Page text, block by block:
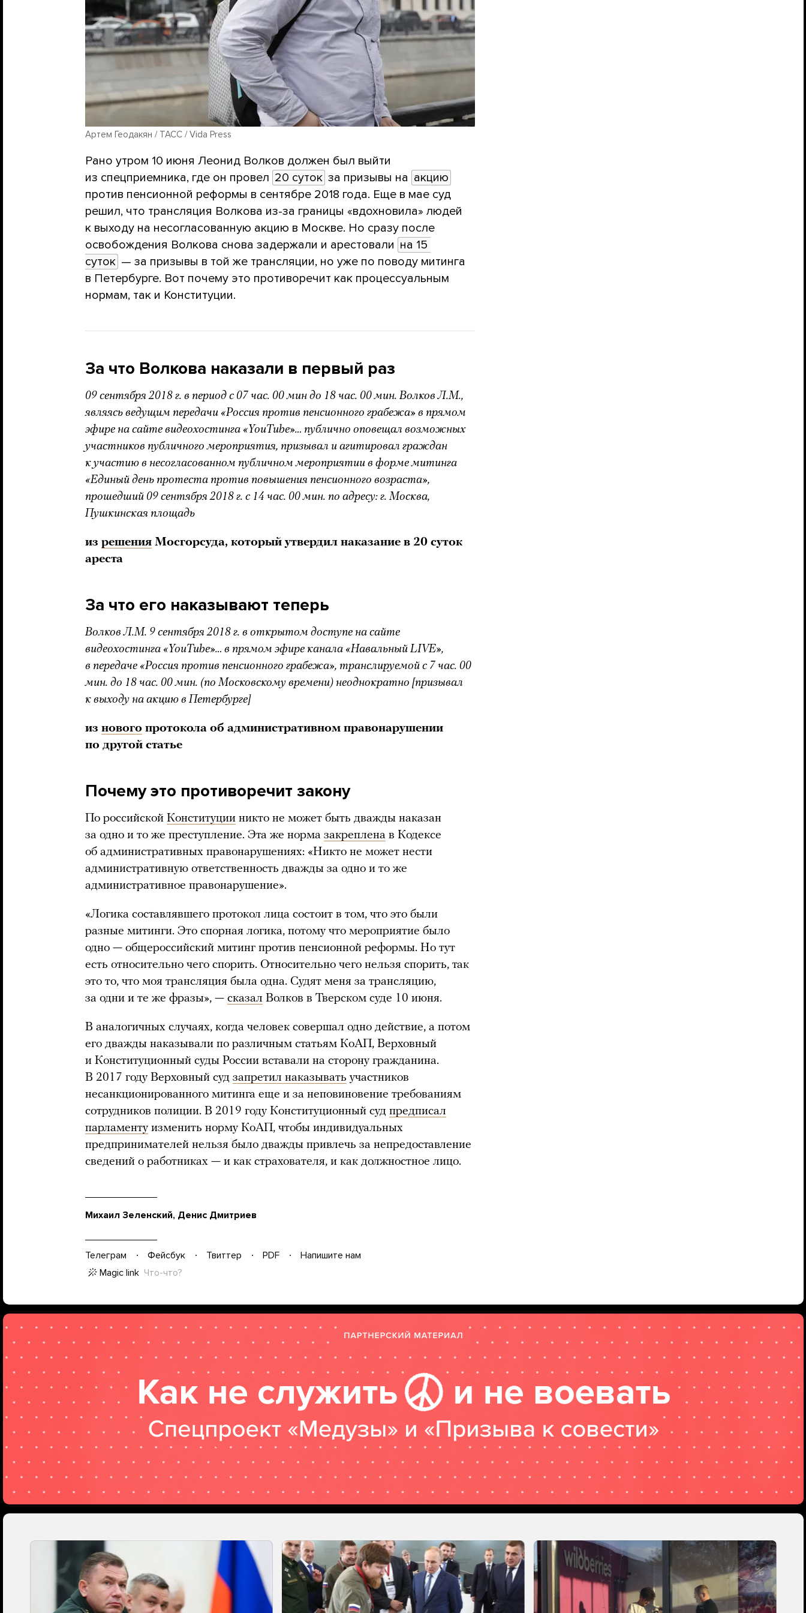
Артем Геодакян / ТАСС / Vida Press
Рано утром 10 июня Леонид Волков должен был выйти
из спецприемника, где он провел 20 суток за призывы на акцию
против пенсионной реформы в сентябре 2018 года. Еще в мае суд
решил, что трансляция Волкова из-за границы «вдохновила» людей
к выходу на несогласованную акцию в Москве. Но сразу после
освобождения Волкова снова задержали и арестовали на 15
суток — за призывы в той же трансляции, но уже по поводу митинга
в Петербурге. Вот почему это противоречит как процессуальным
нормам, так и Конституции.
За что Волкова наказали в первый раз
09 сентября 2018 г. в период с 07 час. 00 мин до 18 час. 00 мин. Волков Л.М.,
являясь ведущим передачи «Россия против пенсионного грабежа» в прямом
эфире на сайте видеохостинга «YouTube»… публично оповещал возможных
участников публичного мероприятия, призывал и агитировал граждан
к участию в несогласованном публичном мероприятии в форме митинга
«Единый день протеста против повышения пенсионного возраста»,
прошедший 09 сентября 2018 г. с 14 час. 00 мин. по адресу: г. Москва,
Пушкинская площадь
из решения Мосгорсуда, который утвердил наказание в 20 суток
ареста
За что его наказывают теперь
Волков Л.М. 9 сентября 2018 г. в открытом доступе на сайте
видеохостинга «YouTube» … в прямом эфире канала «Навальный LIVE»,
в передаче «Россия против пенсионного грабежа», транслируемой с 7 час. 00
мин. до 18 час. 00 мин. (по Московскому времени) неоднократно [призывал
к выходу на акцию в Петербурге]
из нового протокола об административном правонарушении
по другой статье
Почему это противоречит закону
По российской Конституции никто не может быть дважды наказан
за одно и то же преступление. Эта же норма закреплена в Кодексе
об административных правонарушениях: «Никто не может нести
административную ответственность дважды за одно и то же
административное правонарушение».
«Логика составлявшего протокол лица состоит в том, что это были
разные митинги. Это спорная логика, потому что мероприятие было
одно — общероссийский митинг против пенсионной реформы. Но тут
есть относительно чего спорить. Относительно чего нельзя спорить, так
это то, что моя трансляция была одна. Судят меня за трансляцию,
за одни и те же фразы», — сказал Волков в Тверском суде 10 июня.
В аналогичных случаях, когда человек совершал одно действие, а потом
его дважды наказывали по различным статьям КоАП, Верховный
и Конституционный суды России вставали на сторону гражданина.
В 2017 году Верховный суд запретил наказывать участников
несанкционированного митинга еще и за неповиновение требованиям
сотрудников полиции. В 2019 году Конституционный суд предписал
парламентуизменить норму КоАП, чтобы индивидуальных
предпринимателей нельзя было дважды привлечь за непредоставление
сведений о работниках — и как страхователя, и как должностное лицо.
Михаил Зеленский, Денис Дмитриев
Телеграм Фейсбук Твиттер PDF
Напишите нам
Magic link Что-что?